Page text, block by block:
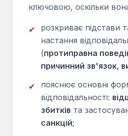
ключовою, оскільки
✔
розкриває підстави
настання
(протиправна
причинний зв'язок,
✔
пояснює основні
відповідальності:
збитків та
санкцій;